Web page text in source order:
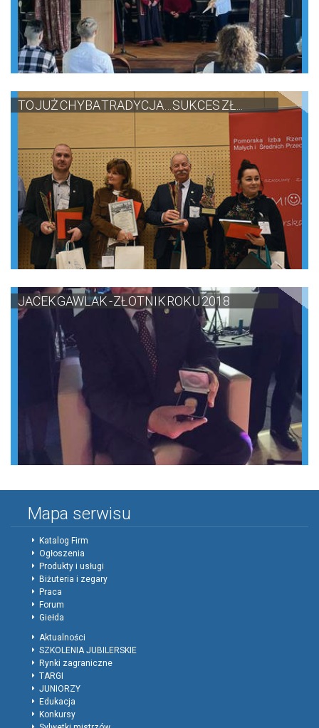
TO JUŻ CHYBA TRADYCJA… SUKCES ZŁ...
JACEK GAWLAK - ZŁOTNIK ROKU 2018
Mapa serwisu
Katalog Firm
Ogłoszenia
Produkty i usługi
Biżuteria i zegary
Praca
Forum
Giełda
Aktualności
SZKOLENIA JUBILERSKIE
Rynki zagraniczne
TARGI
JUNIORZY
Edukacja
Konkursy